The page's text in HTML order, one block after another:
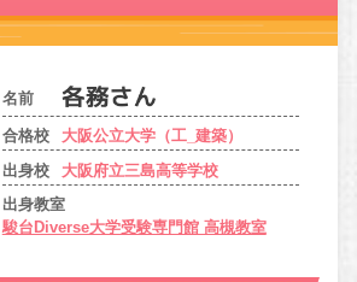
名前
合格校
大阪公立大学（工_建築）
出身校
大阪府立三島高等学校
出身教室
駿台Diverse大学受験専門館 高槻教室